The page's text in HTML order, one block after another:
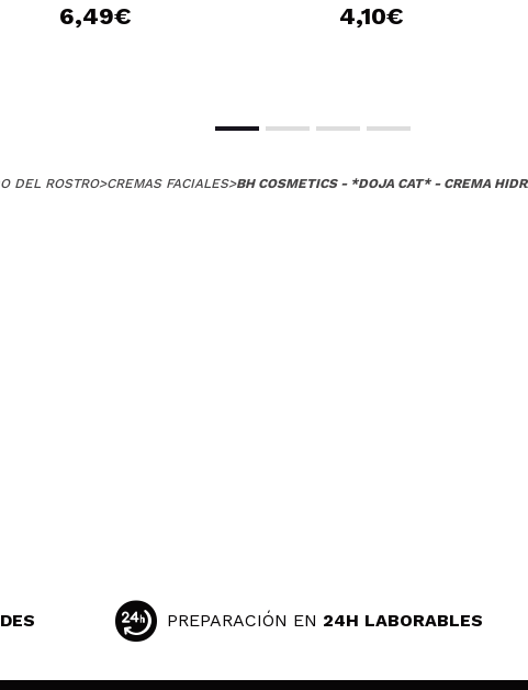
6,49€ 4,10€
DEL ROSTRO>CREMAS FACIALES>BH COSMETICS - *DOJA CAT* - CREMA
PREPARACIÓN EN 24H LABORABLES